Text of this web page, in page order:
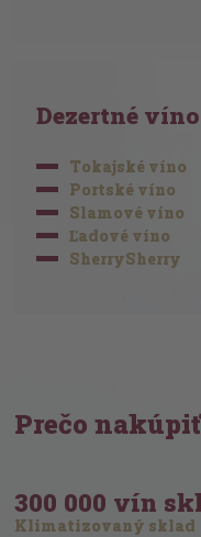
Dezertné víno
Tokajské víno
Portské víno
Slamové víno
Ľadové víno
SherrySherry
Prečo
300 000 vín
Klimatizovaný sklad